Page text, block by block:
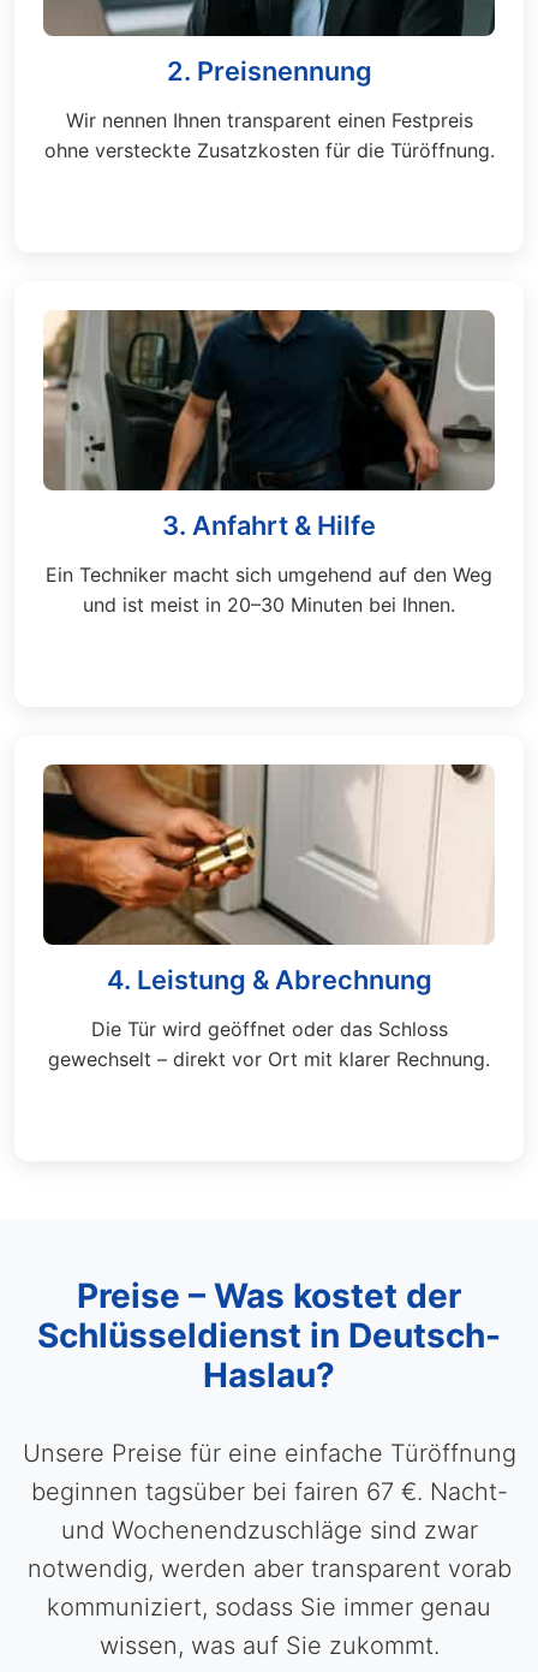
2. Preisnennung
Wir nennen Ihnen transparent einen Festpreis
ohne versteckte Zusatzkosten für die Türöffnung.
3. Anfahrt & Hilfe
Ein Techniker macht sich umgehend auf den Weg
und ist meist in 20–30 Minuten bei Ihnen.
4. Leistung & Abrechnung
Die Tür wird geöffnet oder das Schloss
gewechselt – direkt vor Ort mit klarer Rechnung.
Preise – Was kostet der
Schlüsseldienst in Deutsch-
Haslau?
Unsere Preise für eine einfache Türöffnung
beginnen tagsüber bei fairen 67 €. Nacht-
und Wochenendzuschläge sind zwar
notwendig, werden aber transparent vorab
kommuniziert, sodass Sie immer genau
wissen, was auf Sie zukommt.